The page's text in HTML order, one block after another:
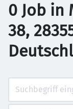
0 Job in
38,